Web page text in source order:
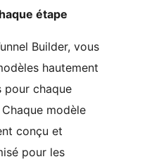
étape
Builder, vous
hautement
pour chaque
modèle
conçu et
pour les